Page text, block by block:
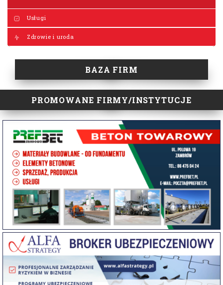
Usługi
Zdrowie i uroda
BAZA FIRM
PROMOWANE FIRMY/INSTYTUCJE